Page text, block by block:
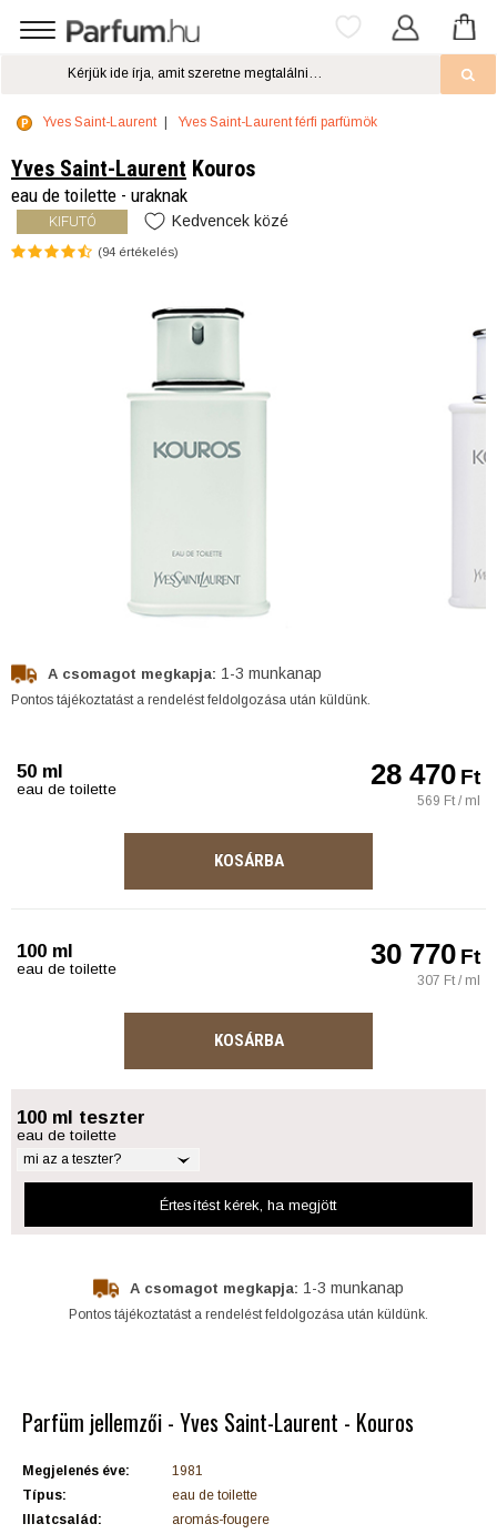
Yves Saint-Laurent Yves Saint-Laurent férfi parfümök
Yves Saint-Laurent Kouros
eau de toilette - uraknak
KIFUTÓ Kedvencek közé
(94 értékelés)
A csomagot megkapja: 1-3 munkanap
Pontos tájékoztatást a rendelést feldolgozása után küldünk.
50 ml
eau de toilette 28 470Ft
569 Ft / ml
KOSÁRBA
100 ml
eau de toilette 30 770Ft
307 Ft / ml
KOSÁRBA
100 ml teszter
eau de toilette
mi az a teszter?
Értesítést kérek , ha megjött
A csomagot megkapja: 1-3 munkanap
Pontos tájékoztatást a rendelést feldolgozása után küldünk.
Parfüm jellemzői - Yves Saint-Laurent - Kouros
Megjelenés éve:
1981
Típus:
eau de toilette
Illatcsalád:
aromás-fougere